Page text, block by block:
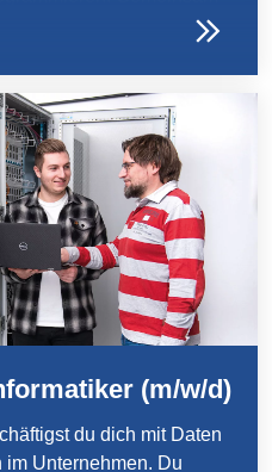
(m/w/d)
du dich mit Daten
Unternehmen. Du